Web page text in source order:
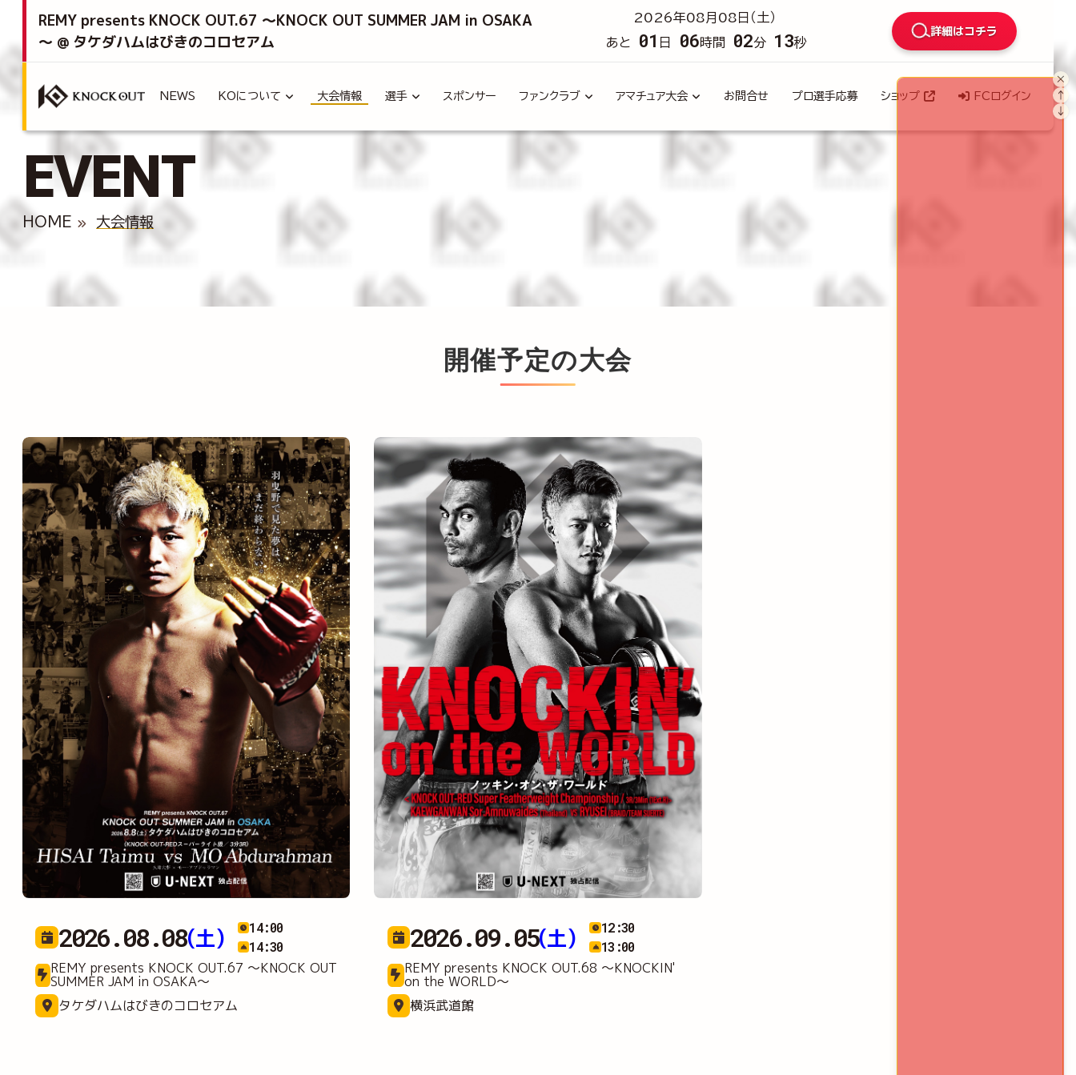
REMY presents KNOCK OUT.67 ～KNOCK OUT SUMMER JAM in OSAKA
～ @ タケダハムはびきのコロセアム
2026年08月08日（土）
あと
01 日 06時間 02分 11秒
詳細はコチラ
NEWS KOについて 大会情報 選手 スポンサー ファンクラブ アマチュア大会 お問合せ プロ選手応募 ショップ FCログイン
EVENT
HOME 大会情報
開催予定の大会
2026.08.08(土)
14:00
14:30
REMY presents KNOCK OUT.67 ～KNOCK OUT
SUMMER JAM in OSAKA～
タケダハムはびきのコロセアム
2026.09.05(土)
12:30
13:00
REMY presents KNOCK OUT.68 ～KNOCKIN'
on the WORLD～
横浜武道館
×
↑
↓